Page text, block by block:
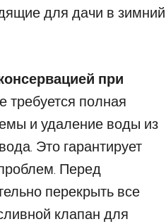
для дачи в зимний
при
требуется полная
и удаление воды из
Это гарантирует
Перед
перекрыть все
клапан для